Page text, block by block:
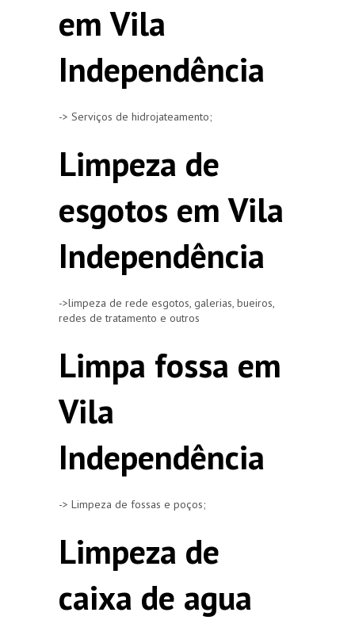
em Vila
Independência
-> Serviços de hidrojateamento;
Limpeza de
esgotos em Vila
Independência
->limpeza de rede esgotos, galerias, bueiros,
redes de tratamento e outros
Limpa fossa em
Vila
Independência
-> Limpeza de fossas e poços;
Limpeza de
caixa de agua